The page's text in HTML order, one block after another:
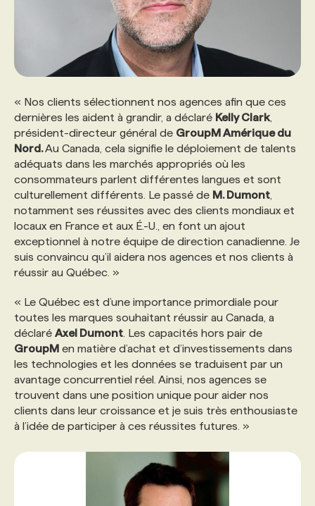
PROGRAMMES DE SUBVENTIONS
FAQ
ANNONCEZ AVEC NOUS
« Nos clients sélectionnent nos agences afin que ces
dernières les aident à grandir, a déclaré Kelly Clark,
président-directeur général de GroupM Amérique du
Nord.Au Canada, cela signifie le déploiement de talents
adéquats dans les marchés appropriés où les
consommateurs parlent différentes langues et sont
culturellement différents. Le passé de M. Dumont
notamment ses réussites avec des clients mondiaux et
locaux en France et aux É.-U., en font un ajout
exceptionnel à notre équipe de direction canadienne. Je
suis convaincu qu’il aidera nos agences et nos clients à
réussir au Québec. »
« Le Québec est d’une importance primordiale pour
toutes les marques souhaitant réussir au Canada, a
déclaré Axel Dumont . Les capacités hors pair de
GroupM en matière d’achat et d’investissements dans
les technologies et les données se traduisent par un
avantage concurrentiel réel. Ainsi, nos agences se
trouvent dans une position unique pour aider nos
clients dans leur croissance et je suis très enthousiaste
à l’idée de participer à ces réussites futures. »